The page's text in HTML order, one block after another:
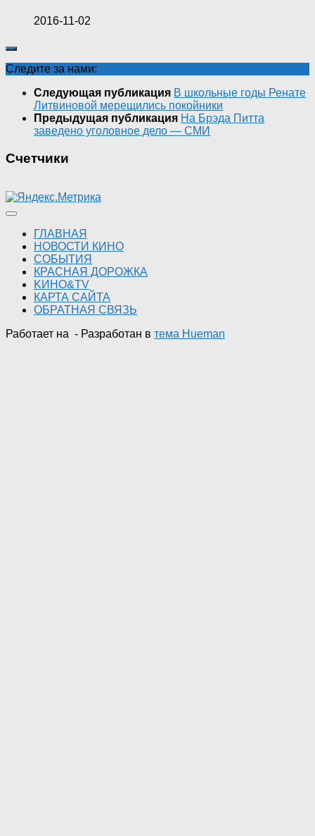
2016-11-02
Следите за нами:
Следующая публикация В школьные годы Ренате
Литвиновой мерещились покойники
Предыдущая публикация На Брэда Питта
заведено уголовное дело — СМИ
Счетчики
ГЛАВНАЯ
НОВОСТИ КИНО
СОБЫТИЯ
КРАСНАЯ ДОРОЖКА
KИНО&TV
КАРТА САЙТА
ОБРАТНАЯ СВЯЗЬ
Работает на - Разработан в тема Hueman